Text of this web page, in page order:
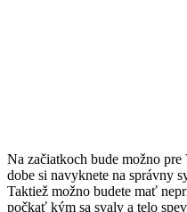
Na začiatkoch bude možno
dobe si navyknete na správny
Taktiež možno budete mať
počkať kým sa svaly a telo